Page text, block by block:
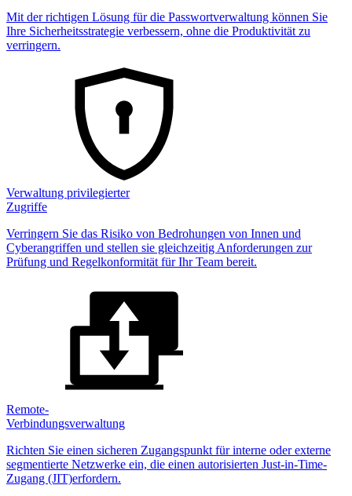
Mit der richtigen Lösung für die Passwortverwaltung können Sie
Ihre Sicherheitsstrategie verbessern, ohne die Produktivität zu
verringern.
Verwaltung privilegierter
Zugriffe
Verringern Sie das Risiko von Bedrohungen von Innen und
Cyberangriffen und stellen sie gleichzeitig Anforderungen zur
Prüfung und Regelkonformität für Ihr Team bereit.
Remote-
Verbindungsverwaltung
Richten Sie einen sicheren Zugangspunkt für interne oder externe
segmentierte Netzwerke ein, die einen autorisierten Just-in-Time-
Zugang (JIT)erfordern.